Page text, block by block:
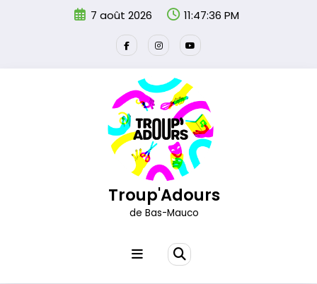
7 août 2026 11:47:37 PM
Troup'Adours
de Bas-Mauco